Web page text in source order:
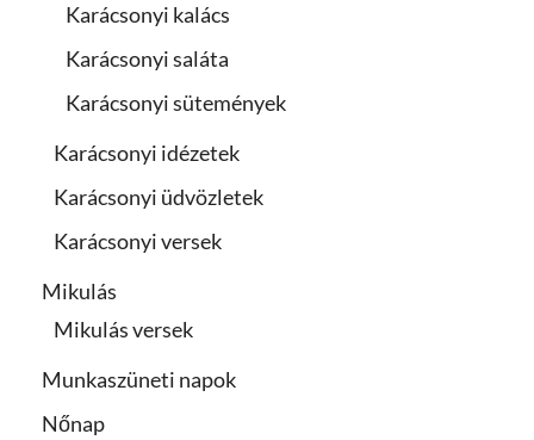
Karácsonyi kalács
Karácsonyi saláta
Karácsonyi sütemények
Karácsonyi idézetek
Karácsonyi üdvözletek
Karácsonyi versek
Mikulás
Mikulás versek
Munkaszüneti napok
Nőnap